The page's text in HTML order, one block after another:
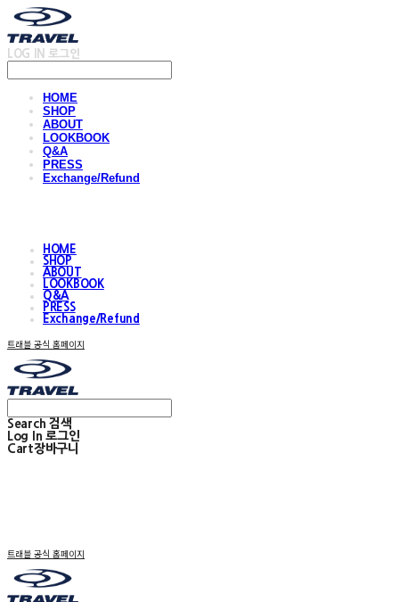
LOG IN 로그인
HOME
SHOP
ABOUT
LOOKBOOK
Q&A
PRESS
Exchange/Refund
HOME
SHOP
ABOUT
LOOKBOOK
Q&A
PRESS
Exchange/Refund
트래블 공식 홈페이지
Search 검색
Log In 로그인
Cart장바구니
트래블 공식 홈페이지